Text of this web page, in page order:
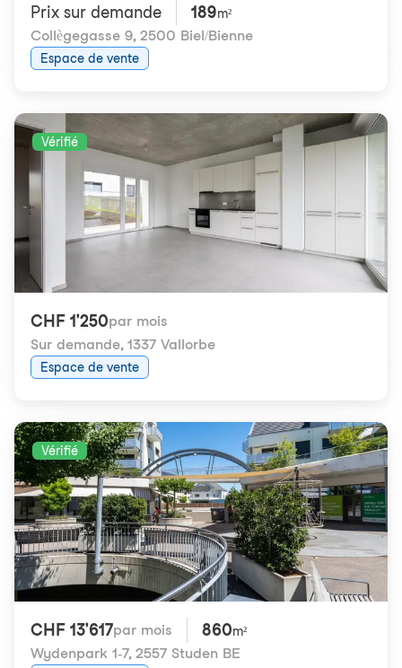
Prix ​​sur demande 189m²
Collègegasse 9, 2500 Biel/Bienne
Espace de vente
Vérifié
CHF 1'250par mois
Sur demande, 1337 Vallorbe
Espace de vente
Vérifié
CHF 13'617par mois 860m²
Wydenpark 1-7, 2557 Studen BE